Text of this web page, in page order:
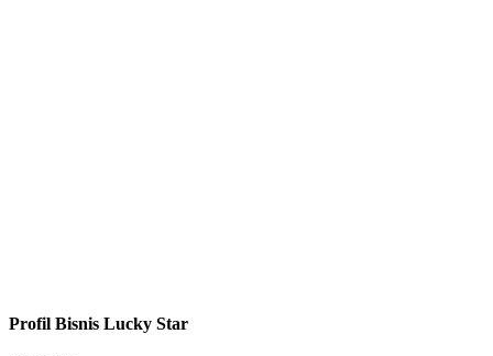
Profil Bisnis Lucky Star